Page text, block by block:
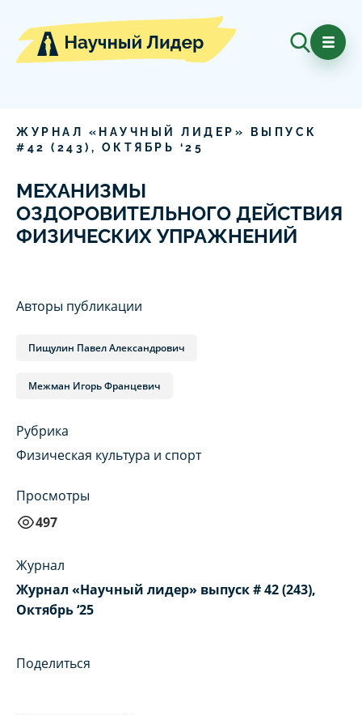
ЖУРНАЛ «НАУЧНЫЙ ЛИДЕР» ВЫПУСК
# 42 ( 243), ОКТЯБРЬ ‘25
МЕХАНИЗМЫ
ОЗДОРОВИТЕЛЬНОГО ДЕЙСТВИЯ
ФИЗИЧЕСКИХ УПРАЖНЕНИЙ
Авторы публикации
Пищулин Павел Александрович
Межман Игорь Францевич
Рубрика
Физическая культура и спорт
Просмотры
497
Журнал
Журнал «Научный лидер» выпуск # 42 (243),
Октябрь ‘25
Поделиться